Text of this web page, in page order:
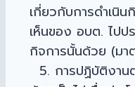
เกี่ยวกับการดำเนิ
เห็นของ อบต. ไปป
กิจการนั้นด้วย (มา
5. การปฏิบัติงาน